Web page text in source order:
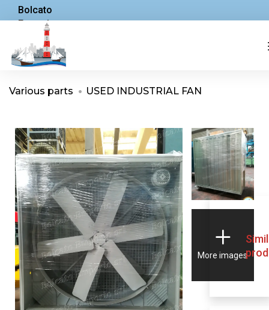
Bolcato
Emporio
ABOUT US
Various parts USED INDUSTRIAL FAN
More images